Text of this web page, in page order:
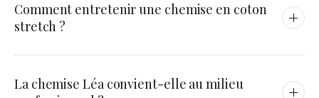
Comment entretenir une chemise en coton
stretch ?
similaires, en sélectionnant un programme délicat pour préserver
La chemise Léa convient-elle au milieu